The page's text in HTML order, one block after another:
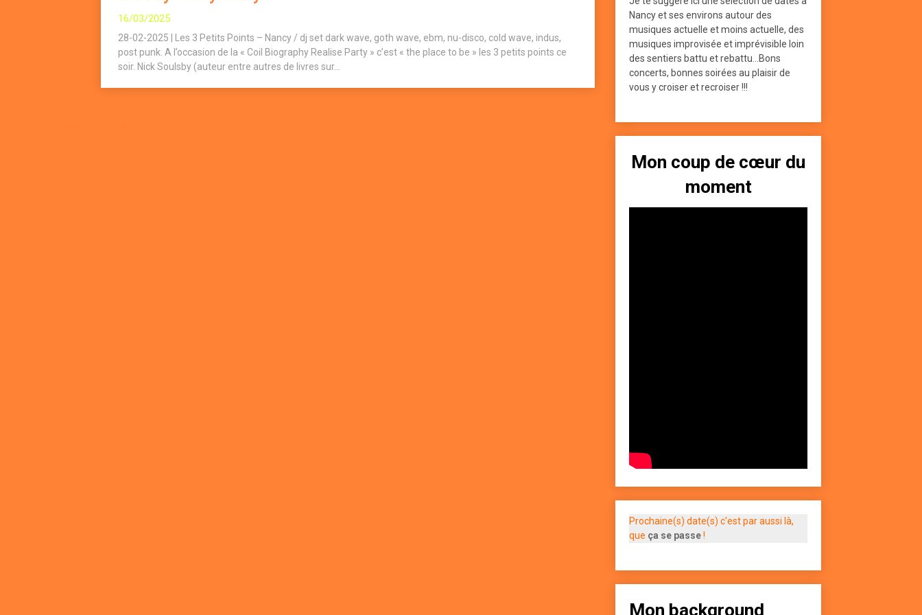
16/03/2025
28-02-2025 | Les 3 Petits Points – Nancy / dj set dark wave, goth wave, ebm, nu-disco, cold wave, indus,
post punk. A l’occasion de la « Coil Biography Realise Party » c’est « the place to be » les 3 petits points ce
soir. Nick Soulsby (auteur entre autres de livres sur...
Nancy et ses environs autour des
musiques actuelle et moins actuelle, des
musiques improvisée et imprévisible loin
des sentiers battu et rebattu...Bons
concerts, bonnes soirées au plaisir de
vous y croiser et recroiser !!!
Mon coup de cœur du
moment
Prochaine(s) date(s) c'est par aussi là,
que ça se passe!
Mon background